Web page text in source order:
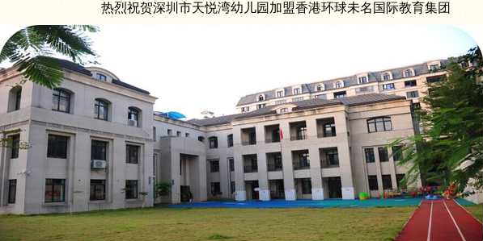
热烈祝贺深圳市天悦湾幼儿园加盟香港环球未名国际教育集团